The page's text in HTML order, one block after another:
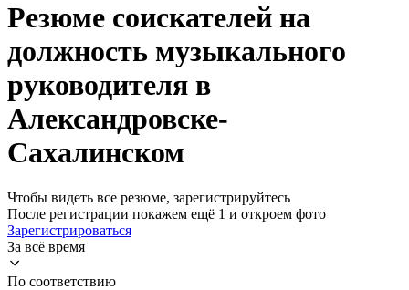
Резюме соискателей на
должность музыкального
руководителя в
Александровске-
Сахалинском
Чтобы видеть все резюме, зарегистрируйтесь
После регистрации покажем ещё 1 и откроем фото
Зарегистрироваться
За всё время
По соответствию